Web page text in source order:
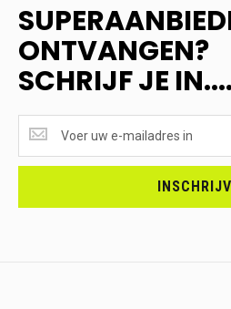
ONTVANGEN?
SCHRIJF JE
ONTVANGEN?
<br>SCHRIJF